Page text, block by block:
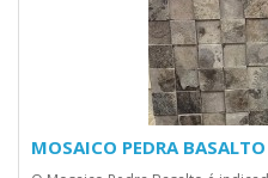
MOSAICO PEDRA BASALTO